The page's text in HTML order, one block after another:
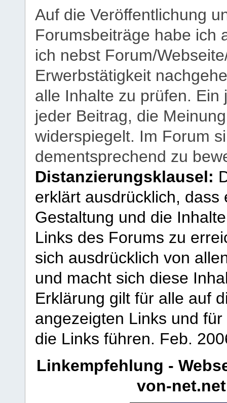
Auf die Veröffentlichung
Forumsbeiträge habe ich
ich nebst Forum/
Erwerbstätigkeit
alle Inhalte zu prüfen.
jeder Beitrag, die
widerspiegelt. Im Forum
dementsprechend zu
Distanzierungsklausel:
erklärt ausdrücklich,
Gestaltung und die
Links des Forums zu
sich ausdrücklich von
und macht sich diese
Erklärung gilt für alle auf
angezeigten Links und
die Links führen. Feb.
Linkempfehlung -
von-net.net